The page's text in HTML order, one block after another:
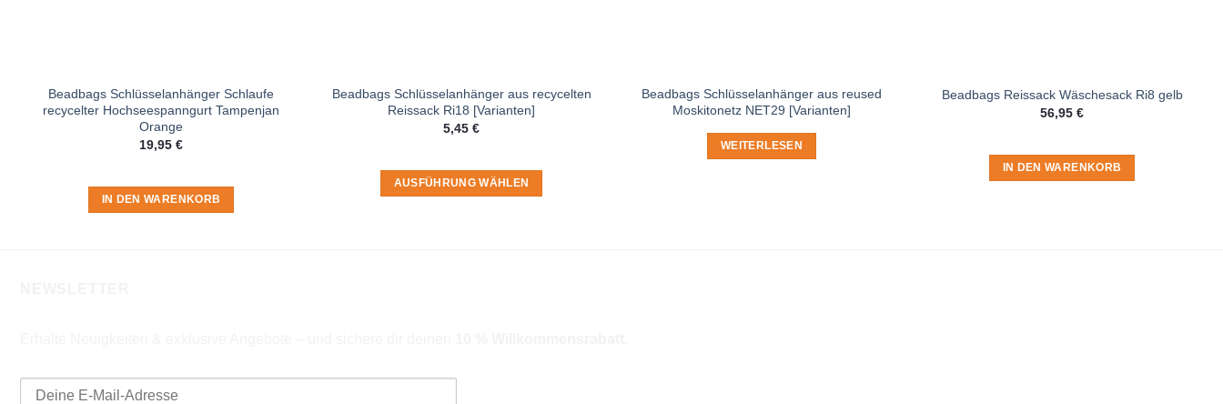
Beadbags Schlüsselanhänger Schlaufe
recycelter Hochseespanngurt Tampenjan
Orange
19,95 €
IN DEN WARENKORB
Beadbags Schlüsselanhänger aus recycelten
Reissack Ri18 [Varianten]
5,45 €
AUSFÜHRUNG WÄHLEN
Beadbags Schlüsselanhänger aus reused
Moskitonetz NET29 [Varianten]
WEITERLESEN
Beadbags Reissack Wäschesack Ri8 gelb
56,95 €
IN DEN WARENKORB